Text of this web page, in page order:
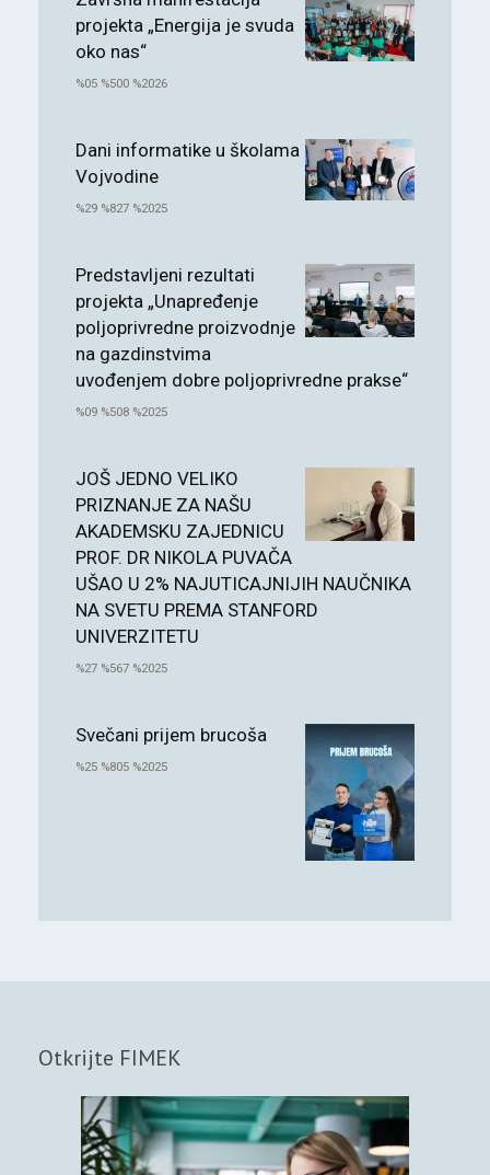
projekta „Energija je svuda
oko nas“
%05 %500 %2026
Dani informatike u školama
Vojvodine
%29 %827 %2025
Predstavljeni rezultati
projekta „Unapređenje
poljoprivredne proizvodnje
na gazdinstvima
uvođenjem dobre poljoprivredne prakse“
%09 %508 %2025
JOŠ JEDNO VELIKO
PRIZNANJE ZA NAŠU
AKADEMSKU ZAJEDNICU
PROF. DR NIKOLA PUVAČA
UŠAO U 2% NAJUTICAJNIJIH NAUČNIKA
NA SVETU PREMA STANFORD
UNIVERZITETU
%27 %567 %2025
Svečani prijem brucoša
%25 %805 %2025
Otkrijte FIMEK